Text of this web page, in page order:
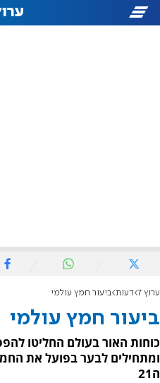
ערוץ 7 דעות ביעור חמץ עולמי
ביעור חמץ עולמי
כוחות האור בעולם החליטו
ומתחילים לבער בפועל את
ה21